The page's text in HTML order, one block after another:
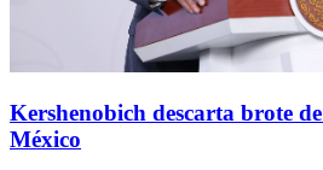
Kershenobich descarta brote
México